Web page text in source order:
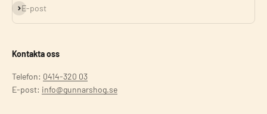
E-post
Prenumerera
Kontakta oss
Telefon: 0414-320 03
E-post: info@gunnarshog.se